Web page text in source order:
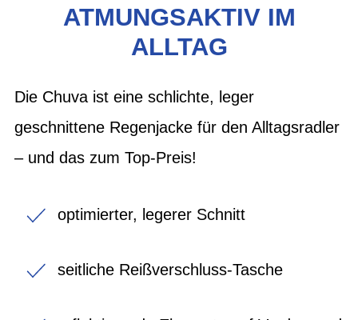
ATMUNGSAKTIV IM
ALLTAG
Die Chuva ist eine schlichte, leger
geschnittene Regenjacke für den Alltagsradler
– und das zum Top-Preis!
optimierter, legerer Schnitt
seitliche Reißverschluss-Tasche